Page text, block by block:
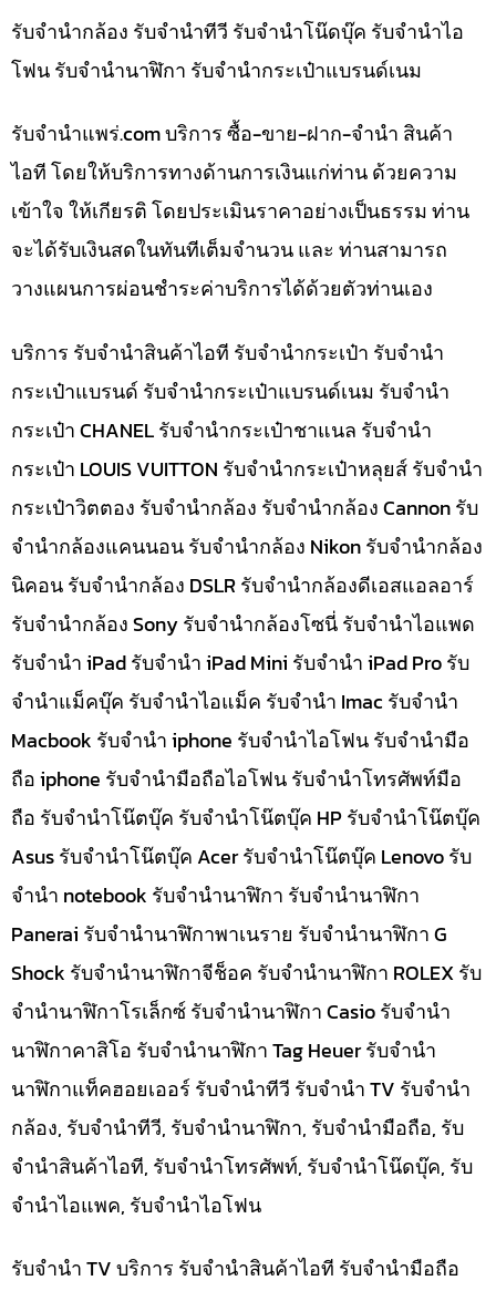
รับจำนำกล้อง รับจำนำทีวี รับจำนำโน๊ดบุ๊ค รับจำนำไอ
โฟน รับจำนำนาฬิกา รับจำนำกระเป๋าแบรนด์เนม
รับจํานําแพร่.com บริการ ซื้อ-ขาย-ฝาก-จำนำ สินค้า
ไอที โดยให้บริการทางด้านการเงินแก่ท่าน ด้วยความ
เข้าใจ ให้เกียรติ โดยประเมินราคาอย่างเป็นธรรม ท่าน
จะได้รับเงินสดในทันทีเต็มจำนวน และ ท่านสามารถ
วางแผนการผ่อนชำระค่าบริการได้ด้วยตัวท่านเอง
บริการ รับจำนำสินค้าไอที รับจำนำกระเป๋า รับจำนำ
กระเป๋าแบรนด์ รับจำนำกระเป๋าแบรนด์เนม รับจำนำ
กระเป๋า CHANEL รับจำนำกระเป๋าชาแนล รับจำนำ
กระเป๋า LOUIS VUITTON รับจำนำกระเป๋าหลุยส์ รับจำนำ
กระเป๋าวิตตอง รับจำนำกล้อง รับจำนำกล้อง Cannon รับ
จำนำกล้องแคนนอน รับจำนำกล้อง Nikon รับจำนำกล้อง
นิคอน รับจำนำกล้อง DSLR รับจำนำกล้องดีเอสแอลอาร์
รับจำนำกล้อง Sony รับจำนำกล้องโซนี่ รับจำนำไอแพด
รับจำนำ iPad รับจำนำ iPad Mini รับจำนำ iPad Pro รับ
จำนำแม็คบุ๊ค รับจำนำไอแม็ค รับจำนำ Imac รับจำนำ
Macbook รับจำนำ iphone รับจำนำไอโฟน รับจำนำมือ
ถือ iphone รับจำนำมือถือไอโฟน รับจำนำโทรศัพท์มือ
ถือ รับจำนำโน๊ตบุ๊ค รับจำนำโน๊ตบุ๊ค HP รับจำนำโน๊ตบุ๊ค
Asus รับจำนำโน๊ตบุ๊ค Acer รับจำนำโน๊ตบุ๊ค Lenovo รับ
จำนำ notebook รับจำนำนาฬิกา รับจำนำนาฬิกา
Panerai รับจำนำนาฬิกาพาเนราย รับจำนำนาฬิกา G
Shock รับจำนำนาฬิกาจีช็อค รับจำนำนาฬิกา ROLEX รับ
จำนำนาฬิกาโรเล็กซ์ รับจำนำนาฬิกา Casio รับจำนำ
นาฬิกาคาสิโอ รับจำนำนาฬิกา Tag Heuer รับจำนำ
นาฬิกาแท็คฮอยเออร์ รับจำนำทีวี รับจำนำ TV รับจำนำ
กล้อง, รับจำนำทีวี, รับจำนำนาฬิกา, รับจำนำมือถือ, รับ
จำนำสินค้าไอที, รับจำนำโทรศัพท์, รับจำนำโน๊ดบุ๊ค, รับ
จำนำไอแพค, รับจำนำไอโฟน
รับจำนำ TV บริการ รับจำนำสินค้าไอที รับจำนำมือถือ